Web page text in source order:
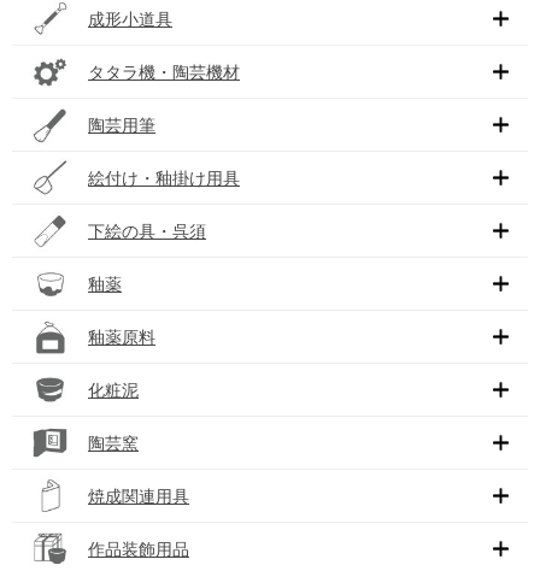
成形小道具
タタラ機・陶芸機材
陶芸用筆
絵付け・釉掛け用具
下絵の具・呉須
釉薬
釉薬原料
化粧泥
陶芸窯
焼成関連用具
作品装飾用品